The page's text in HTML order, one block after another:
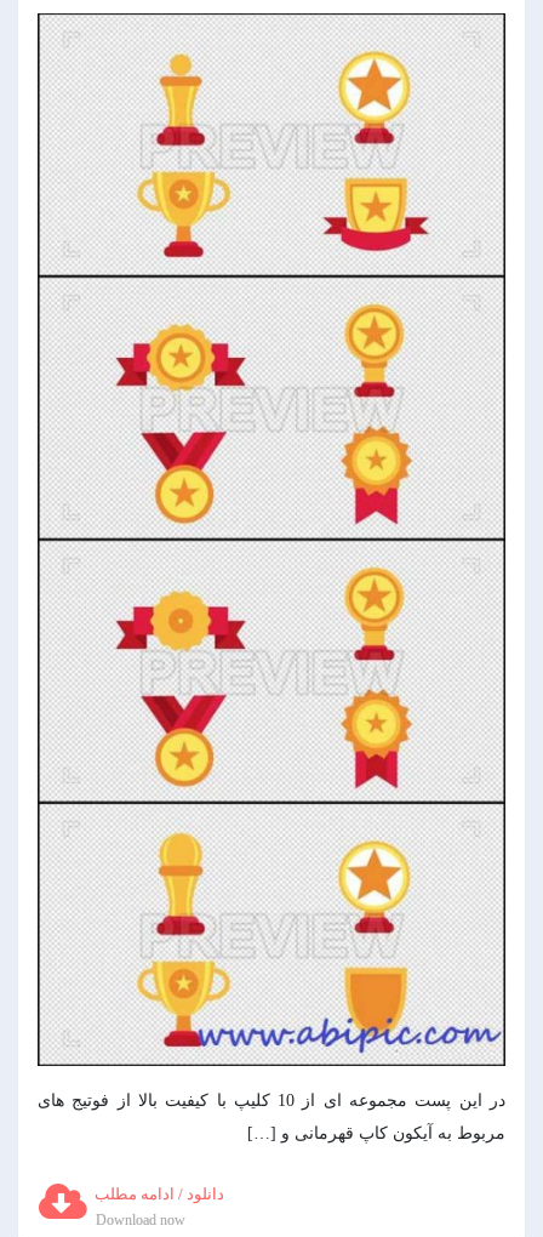
در این پست مجموعه ای از 10 کلیپ با کیفیت بالا از فوتیج های
مربوط به آیکون کاپ قهرمانی و […]
دانلود / ادامه مطلب
Download now